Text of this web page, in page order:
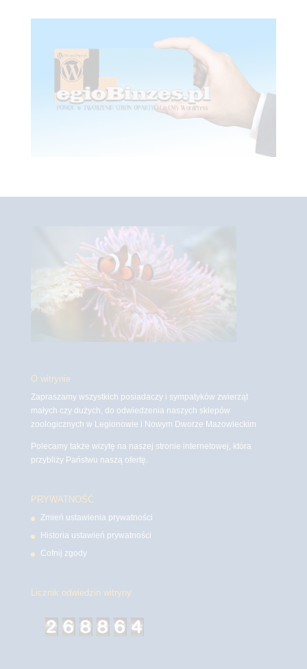
O witrynie
Zapraszamy wszystkich posiadaczy i sympatyków zwierząt
małych czy dużych, do odwiedzenia naszych sklepów
zoologicznych w Legionowie i Nowym Dworze Mazowieckim
Polecamy także wizytę na naszej stronie internetowej, która
przybliży Państwu naszą ofertę.
PRYWATNOŚĆ
Zmień ustawienia prywatności
Historia ustawień prywatności
Cofnij zgody
Licznik odwiedzin witryny